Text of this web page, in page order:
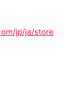
jp/ja/store